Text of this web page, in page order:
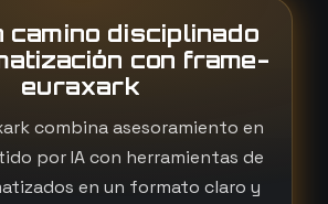
camino disciplinado
con frame-
euraxark
combina asesoramiento en
por IA con herramientas de
en un formato claro y